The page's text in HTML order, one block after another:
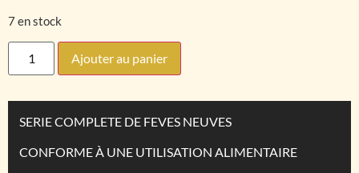
7 en stock
Ajouter au panier
SERIE COMPLETE DE FEVES NEUVES
CONFORME À UNE UTILISATION ALIMENTAIRE